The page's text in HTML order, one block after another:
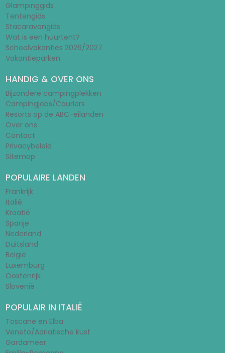
Glampinggids
Tentengids
Stacaravangids
Wat is een huurtent?
Schoolvakanties 2026/2027
Vakantieparken
HANDIG & OVER ONS
Bijzondere campingplekken
Campingjobs/Couriers
Resorts op de ABC-eilanden
Over ons
Contact
Privacybeleid
Sitemap
POPULAIRE LANDEN
Frankrijk
Italië
Kroatië
Spanje
Nederland
Duitsland
België
Luxemburg
Oostenrijk
Slovenië
POPULAIR IN ITALIË
Toscane en Elba
Veneto/Adriatische kust
Gardameer